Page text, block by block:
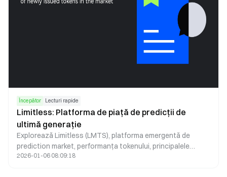
Începător Lecturi rapide
Limitless: Platforma de piață de predicții de
ultimă generație
Explorează Limitless (LMTS), platforma emergentă de
prediction market, performanța tokenului, principalele
caracteristici și ghidul pentru începători pentru a participa
2026-01-06 08:09:18